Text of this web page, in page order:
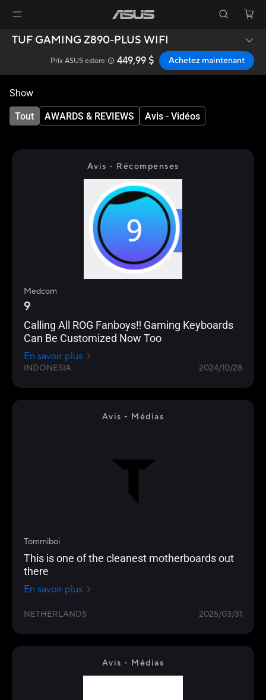
TUF GAMING Z890-PLUS WIFI
Prix ASUS estore 449,99 $ Achetez maintenant
Show
Tout AWARDS & REVIEWS Avis - Vidéos
Avis - Récompenses
Medcom
9
Calling All ROG Fanboys‼️ Gaming Keyboards
Can Be Customized Now Too
En savoir plus
INDONESIA 2024/10/28
Avis - Médias
Tommiboi
This is one of the cleanest motherboards out
there
En savoir plus
NETHERLANDS 2025/03/31
Avis - Médias